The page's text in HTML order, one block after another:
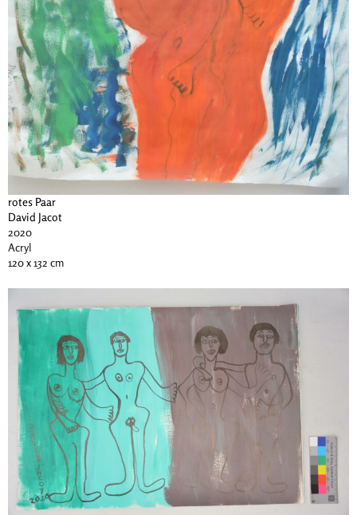
rotes Paar
David Jacot
2020
Acryl
120 x 132 cm